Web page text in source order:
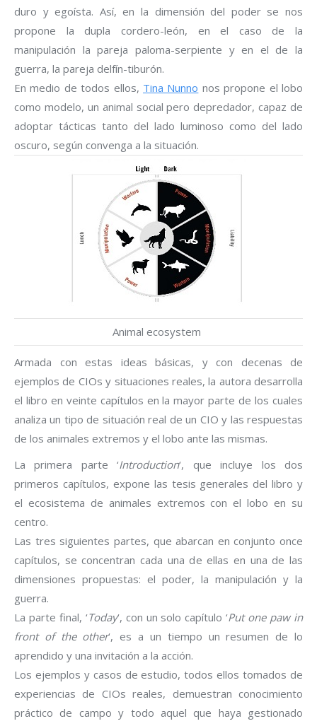
duro y egoísta. Así, en la dimensión del poder se nos
propone la dupla cordero-león, en el caso de la
manipulación la pareja paloma-serpiente y en el de la
guerra, la pareja delfín-tiburón.
En medio de todos ellos, Tina Nunno nos propone el lobo
como modelo, un animal social pero depredador, capaz de
adoptar tácticas tanto del lado luminoso como del lado
oscuro, según convenga a la situación.
Animal ecosystem
Armada con estas ideas básicas, y con decenas de
ejemplos de CIOs y situaciones reales, la autora desarrolla
el libro en veinte capítulos en la mayor parte de los cuales
analiza un tipo de situación real de un CIO y las respuestas
de los animales extremos y el lobo ante las mismas.
La primera parte ‘Introduction‘, que incluye los dos
primeros capítulos, expone las tesis generales del libro y
el ecosistema de animales extremos con el lobo en su
centro.
Las tres siguientes partes, que abarcan en conjunto once
capítulos, se concentran cada una de ellas en una de las
dimensiones propuestas: el poder, la manipulación y la
guerra.
La parte final, ‘Today‘, con un solo capítulo ‘Put one paw in
front of the other‘, es a un tiempo un resumen de lo
aprendido y una invitación a la acción.
Los ejemplos y casos de estudio, todos ellos tomados de
experiencias de CIOs reales, demuestran conocimiento
práctico de campo y todo aquel que haya gestionado